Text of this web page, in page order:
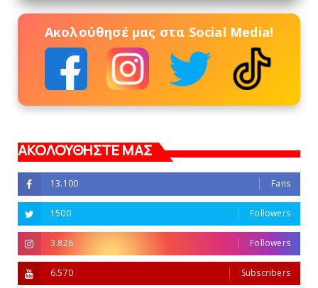
Ακολούθησέ μας στα Social Media!
ΑΚΟΛΟΥΘΗΣΤΕ ΜΑΣ
13.100 Fans
1500 Followers
3.826 Followers
6.570 Subscribers